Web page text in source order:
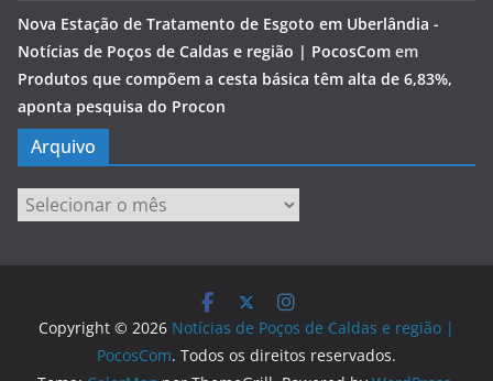
Nova Estação de Tratamento de Esgoto em Uberlândia -
Notícias de Poços de Caldas e região | PocosCom em
Produtos que compõem a cesta básica têm alta de 6,83%,
aponta pesquisa do Procon
Arquivo
Arquivo
Copyright © 2026 Notícias de Poços de Caldas e região |
PocosCom. Todos os direitos reservados.